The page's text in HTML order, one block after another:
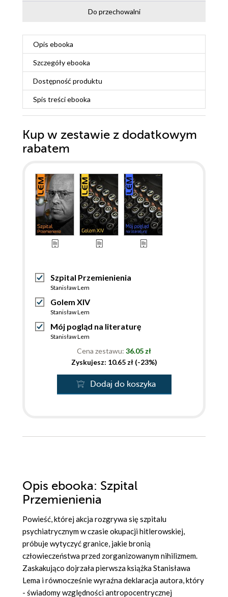
Do przechowalni
Opis ebooka
Szczegółyebooka
Dostępność produktu
Spis treściebooka
Kup w zestawie z dodatkowym
rabatem
Szpital Przemienienia
Stanisław Lem
Golem XIV
Stanisław Lem
Mój pogląd na literaturę
Stanisław Lem
Cena zestawu: 36.05 zł
Zyskujesz: 10.65 zł (-23%)
Dodaj do koszyka
Opis ebooka: Szpital
Przemienienia
Powieść, której akcja rozgrywa się szpitalu
psychiatrycznym w czasie okupacji hitlerowskiej,
próbuje wytyczyć granice, jakie bronią
człowieczeństwa przed zorganizowanym nihilizmem.
Zaskakująco dojrzała pierwsza książka Stanisława
Lema i równocześnie wyraźna deklaracja autora, który
- świadomy względności antropocentrycznej